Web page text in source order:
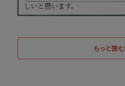
しいと思います。
もっと読む